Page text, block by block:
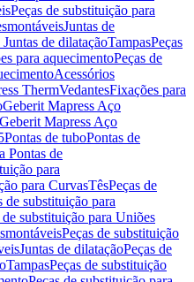
Peças de substituição para
Juntas de
de dilataçãoTampasPeças
para aquecimentoPeças de
Acessórios
ThermVedantesFixações para
Geberit Mapress Aço
Mapress Aço
Pontas de tuboPontas de
Pontas de
para
para CurvasTêsPeças de
de substituição para
de substituição para Uniões
Peças de substituição
Juntas de dilataçãoPeças de
TampasPeças de substituição